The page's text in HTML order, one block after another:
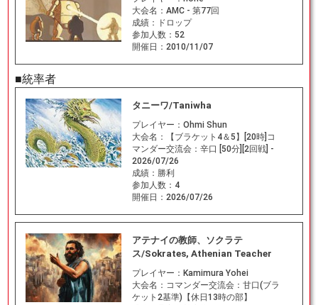
大会名： AMC - 第77回
成績：
ドロップ
参加人数： 52
開催日： 2010/11/07
■統率者
タニーワ/Taniwha
プレイヤー： Ohmi Shun
大会名：
【ブラケット4＆5】[20時]コ
マンダー交流会：辛口 [50分][2回戦] -
2026/07/26
成績： 勝利
参加人数： 4
開催日： 2026/07/26
アテナイの教師、ソクラテ
ス/Sokrates, Athenian Teacher
プレイヤー： Kamimura Yohei
大会名： コマンダー交流会：甘口(ブラ
ケット2基準)【休日13時の部】